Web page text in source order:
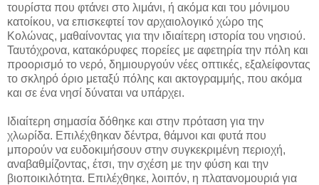
τουρίστα που φτάνει στο λιμάνι, ή ακόμα και του μόνιμου
κατοίκου, να επισκεφτεί τον αρχαιολογικό χώρο της
Κολώνας, μαθαίνοντας για την ιδιαίτερη ιστορία του νησιού.
Ταυτόχρονα, κατακόρυφες πορείες με αφετηρία την πόλη και
προορισμό το νερό, δημιουργούν νέες οπτικές, εξαλείφοντας
το σκληρό όριο μεταξύ πόλης και ακτογραμμής, που ακόμα
και σε ένα νησί δύναται να υπάρχει.
Ιδιαίτερη σημασία δόθηκε και στην πρόταση για την
χλωρίδα. Επιλέχθηκαν δέντρα, θάμνοι και φυτά που
μπορούν να ευδοκιμήσουν στην συγκεκριμένη περιοχή,
αναβαθμίζοντας, έτσι, την σχέση με την φύση και την
βιοποικιλότητα. Επιλέχθηκε, λοιπόν, η πλατανομουριά για